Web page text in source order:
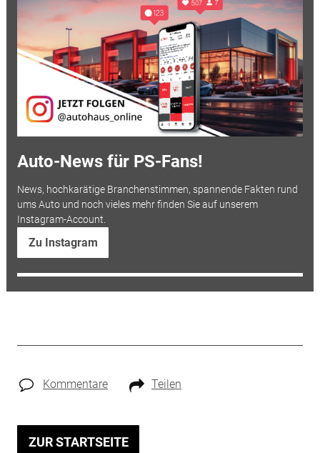
Auto-News für PS-Fans!
News, hochkarätige Branchenstimmen, spannende Fakten rund
ums Auto und noch vieles mehr finden Sie auf unserem
Instagram-Account.
Zu Instagram
Kommentare Teilen
ZUR STARTSEITE